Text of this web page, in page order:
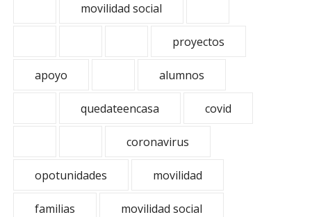
movilidad social
proyectos
apoyo alumnos
quedateencasa covid
coronavirus
opotunidades movilidad
familias movilidad social